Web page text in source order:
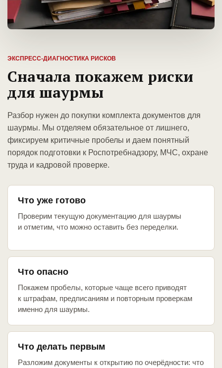
ЭКСПРЕСС-ДИАГНОСТИКА РИСКОВ
Сначала покажем риски
для шаурмы
Разбор нужен до покупки комплекта документов для
шаурмы. Мы отделяем обязательное от лишнего,
фиксируем критичные пробелы и даем понятный
порядок подготовки к Роспотребнадзору, МЧС, охране
труда и кадровой проверке.
Что уже готово
Проверим текущую документацию для шаурмы
и отметим, что можно оставить без переделки.
Что опасно
Покажем пробелы, которые чаще всего приводят
к штрафам, предписаниям и повторным проверкам
именно для шаурмы.
Что делать первым
Разложим документы к открытию по очерёдности: что